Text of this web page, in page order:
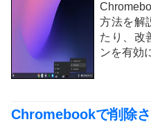
方法を解
たり、改
ンを有効
Chromebookで削除